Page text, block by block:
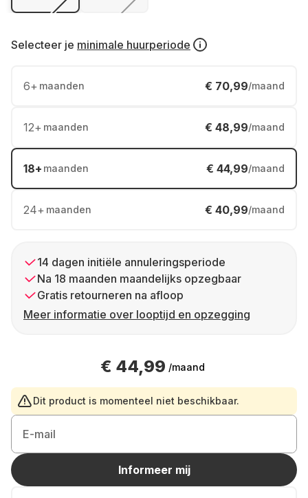
Selecteer je minimale huurperiode
6+ maanden € 70,99/maand
12+ maanden € 48,99/maand
18+ maanden € 44,99/maand
24+ maanden € 40,99/maand
14 dagen initiële annuleringsperiode
Na 18 maanden maandelijks opzegbaar
Gratis retourneren na afloop
Meer informatie over looptijd en opzegging
€ 44,99 /maand
Dit product is momenteel niet beschikbaar.
E-mail
Informeer mij